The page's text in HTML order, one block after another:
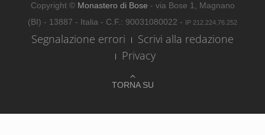
TORNA SU
Copyright © Monastero di Bose - via Bose 1, Magnano
(BI) - 13887 - Italia - C.F.: 90031080022 - IP 212.224.76.252
Segnalazione errori
Scrivi alla redazione
Privacy